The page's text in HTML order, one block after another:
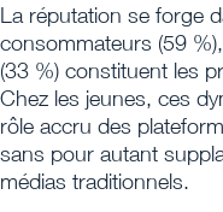
La réputation se forge
consommateurs (59
(33 %) constituent les
Chez les jeunes, ces
rôle accru des
sans pour autant
médias traditionnels.